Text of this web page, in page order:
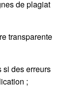
de plagiat
transparente
si des erreurs
;